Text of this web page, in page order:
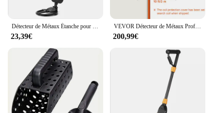
23,39€
VEVOR Détecteur de Métaux Professionnel Bobine de Recherche 30,5 cm Détecteur Rechargeable 99-127 cm Écran LCD Étanche IP68 7 Modes Puce DSP Écouteurs Bluetooth pour Recherche d'Or Chasse aux Trésors
200,99€